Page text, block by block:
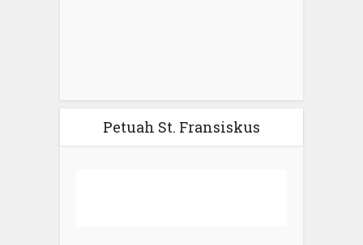
Petuah St. Fransiskus